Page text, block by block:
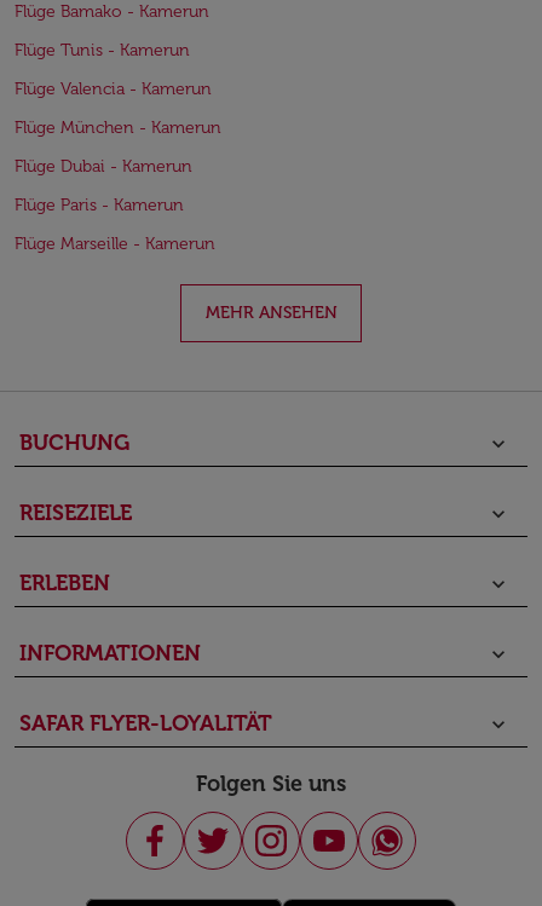
Flüge Bamako - Kamerun
Flüge Tunis - Kamerun
Flüge Valencia - Kamerun
Flüge München - Kamerun
Flüge Dubai - Kamerun
Flüge Paris - Kamerun
Flüge Marseille - Kamerun
MEHR ANSEHEN
BUCHUNG keyboard_arrow_down
REISEZIELE keyboard_arrow_down
ERLEBEN keyboard_arrow_down
INFORMATIONEN keyboard_arrow_down
SAFAR FLYER-LOYALITÄT keyboard_arrow_down
Folgen Sie uns